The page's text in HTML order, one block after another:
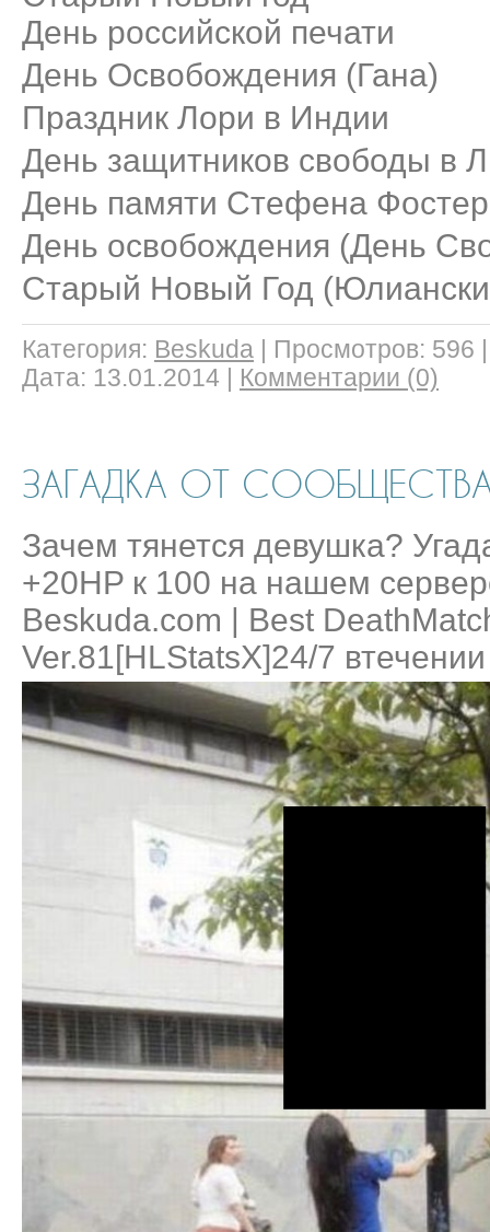
День российской печати
День Освобождения (Гана)
Праздник Лори в Индии
День защитников свободы в
День памяти Стефена
День освобождения (День
Старый Новый Год
Категория: Beskuda Просмотров: 596
Дата: 13.01.2014 Комментарии (0)
ЗАГАДКА ОТ
Зачем тянется девушка?
+20HP к 100 на нашем
Beskuda.com | Best
Ver.81[HLStatsX]24/7